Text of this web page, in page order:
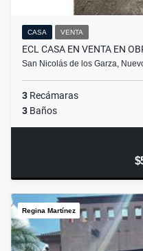
CASA VENTA
ECL CASA EN VENTA EN
San Nicolás de los Garza,
3 Recámaras
3 Baños
Regina Martínez